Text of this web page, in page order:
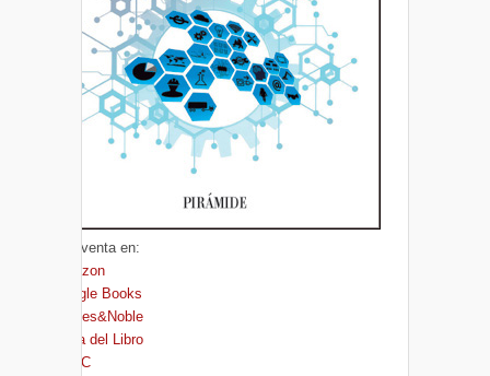
A la venta en:
Amazon
Google Books
Barnes&Noble
Casa del Libro
FNAC